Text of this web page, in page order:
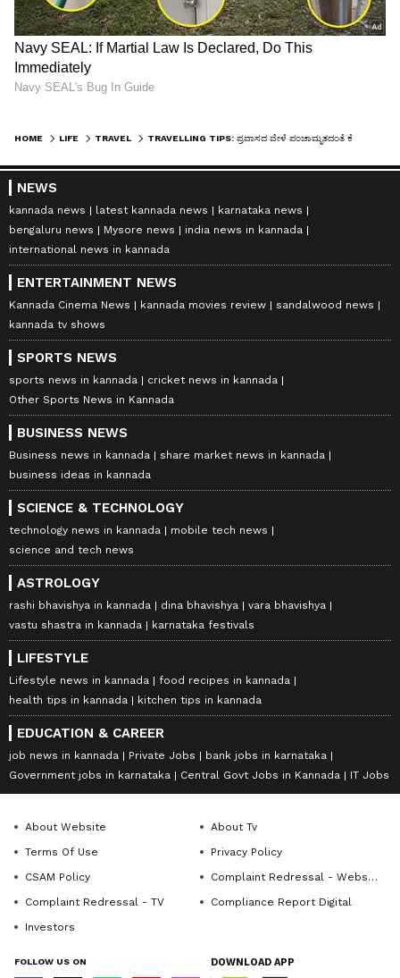
HOME LIFE TRAVEL
NEWS
kannada news latest kannada news
karnataka news
bengaluru news
Mysore news
india news in kannada
international news in kannada
ENTERTAINMENT NEWS
Kannada Cinema News kannada movies review
sandalwood news
kannada tv shows
SPORTS NEWS
sports news in kannada
cricket news in kannada
Other Sports News in Kannada
BUSINESS NEWS
Business news in kannada
share market news in kannada
business ideas in kannada
SCIENCE & TECHNOLOGY
technology news in kannada
mobile tech news
science and tech news
ASTROLOGY
rashi bhavishya in kannada dina bhavishya
vara bhavishya
vastu shastra in kannada
karnataka festivals
LIFESTYLE
Lifestyle news in kannada
food recipes in kannada
health tips in kannada
kitchen tips in kannada
EDUCATION & CAREER
job news in kannada Private Jobs
bank jobs in karnataka
Government jobs in karnataka
Central Govt Jobs in Kannada IT Jobs
About Website
About Tv
Terms Of Use
Privacy Policy
CSAM Policy
Complaint Redressal - Website
Complaint Redressal - TV
Compliance Report Digital
Investors
FOLLOW US ON DOWNLOAD APP